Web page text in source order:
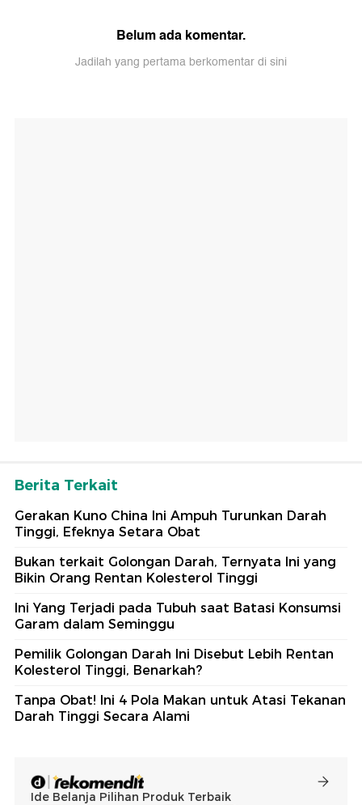
Belum ada komentar.
Jadilah yang pertama berkomentar di sini
Berita Terkait
Gerakan Kuno China Ini Ampuh Turunkan Darah
Tinggi, Efeknya Setara Obat
Bukan terkait Golongan Darah, Ternyata Ini yang
Bikin Orang Rentan Kolesterol Tinggi
Ini Yang Terjadi pada Tubuh saat Batasi Konsumsi
Garam dalam Seminggu
Pemilik Golongan Darah Ini Disebut Lebih Rentan
Kolesterol Tinggi, Benarkah?
Tanpa Obat! Ini 4 Pola Makan untuk Atasi Tekanan
Darah Tinggi Secara Alami